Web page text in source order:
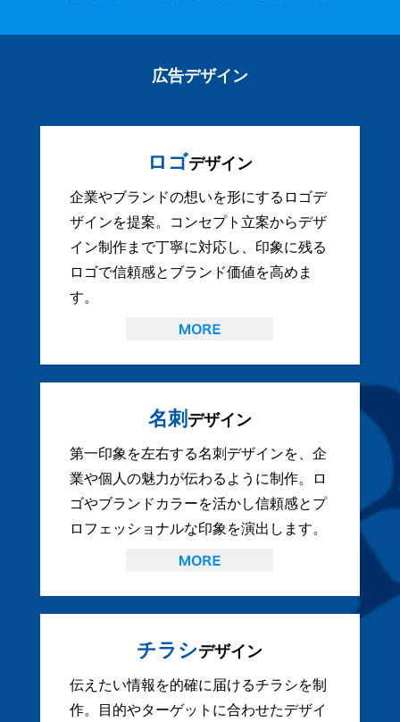
広告デザイン
ロゴデザイン
企業やブランドの想いを形にするロゴデ
ザインを提案。コンセプト立案からデザ
イン制作まで丁寧に対応し、印象に残る
ロゴで信頼感とブランド価値を高めま
す。
名刺 デザイン
第一印象を左右する名刺デザインを、企
業や個人の魅力が伝わるように制作。ロ
ゴやブランドカラーを活かし信頼感とプ
ロフェッショナルな印象を演出します。
チラシデザイン
伝えたい情報を的確に届けるチラシを制
作。目的やターゲットに合わせたデザイ